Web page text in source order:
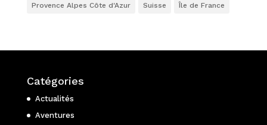
Provence Alpes Côte d'Azur Suisse Île de France
Catégories
Actualités
Aventures